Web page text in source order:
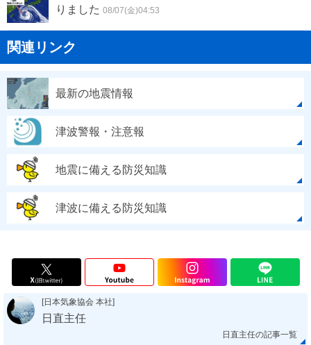
りました 08/07(金)04:53
関連リンク
最新の地震情報
津波警報・注意報
地震に備える防災知識
津波に備える防災知識
[日本気象協会 本社]
日直主任
日直主任の記事一覧